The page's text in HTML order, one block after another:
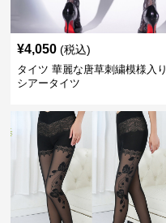
¥4,050 (税込)
タイツ 華麗な唐草刺繍模様入り
シアータイツ